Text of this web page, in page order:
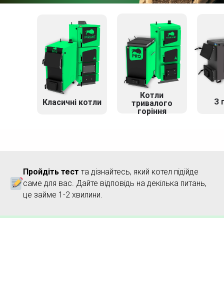
З
Котли
тривалого
горіння
Класичні котли
Пройдіть тест та дізнайтесь, який котел підійде
саме для вас. Дайте відповідь на декілька питань,
це займе 1-2 хвилини.